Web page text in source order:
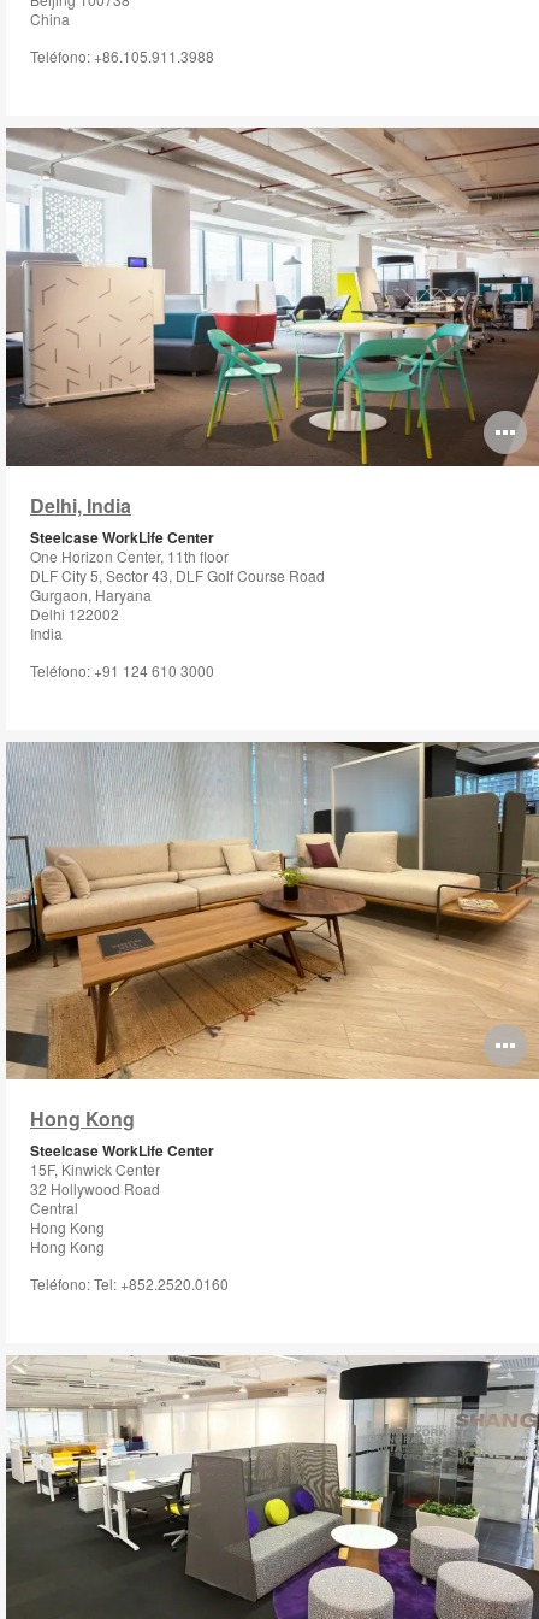
China
Teléfono: +86.105.911.3988
Delhi, India
Steelcase WorkLife Center
One Horizon Center, 11th floor
DLF City 5, Sector 43, DLF Golf Course Road
Gurgaon, Haryana
Delhi 122002
India
Teléfono: +91 124 610 3000
Hong Kong
Steelcase WorkLife Center
15F, Kinwick Center
32 Hollywood Road
Central
Hong Kong
Hong Kong
Teléfono: Tel: +852.2520.0160